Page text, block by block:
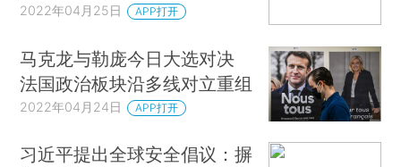
2022年04月25日 APP打开
马克龙与勒庞今日大选对决
法国政治板块沿多线对立重组
2022年04月24日 APP打开
习近平提出全球安全倡议：摒